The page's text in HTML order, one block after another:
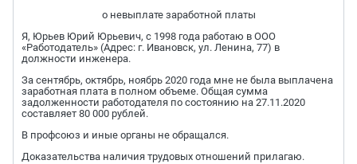
о невыплате заработной платы
Я, Юрьев Юрий Юрьевич, с 1998 года работаю в ООО
«Работодатель» (Адрес: г. Ивановск, ул. Ленина, 77) в
должности инженера.
За сентябрь, октябрь, ноябрь 2020 года мне не была выплачена
заработная плата в полном объеме. Общая сумма
задолженности работодателя по состоянию на 27.11.2020
составляет 80 000 рублей.
В профсоюз и иные органы не обращался.
Доказательства наличия трудовых отношений прилагаю.